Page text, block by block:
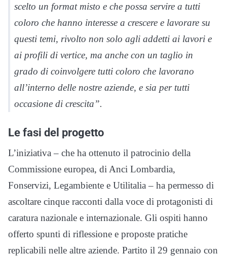
scelto un format misto e che possa servire a tutti
coloro che hanno interesse a crescere e lavorare su
questi temi, rivolto non solo agli addetti ai lavori e
ai profili di vertice, ma anche con un taglio in
grado di coinvolgere tutti coloro che lavorano
all’interno delle nostre aziende, e sia per tutti
occasione di crescita”.
Le fasi del progetto
L’iniziativa – che ha ottenuto il patrocinio della
Commissione europea, di Anci Lombardia,
Fonservizi, Legambiente e Utilitalia – ha permesso di
ascoltare cinque racconti dalla voce di protagonisti di
caratura nazionale e internazionale. Gli ospiti hanno
offerto spunti di riflessione e proposte pratiche
replicabili nelle altre aziende. Partito il 29 gennaio con